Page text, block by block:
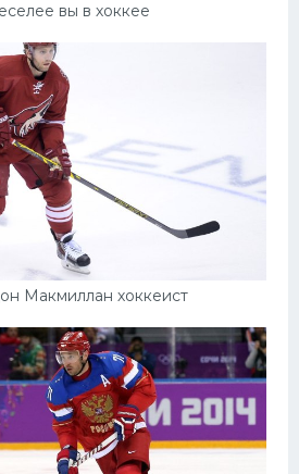
вы в хоккее
Макмиллан хоккеист